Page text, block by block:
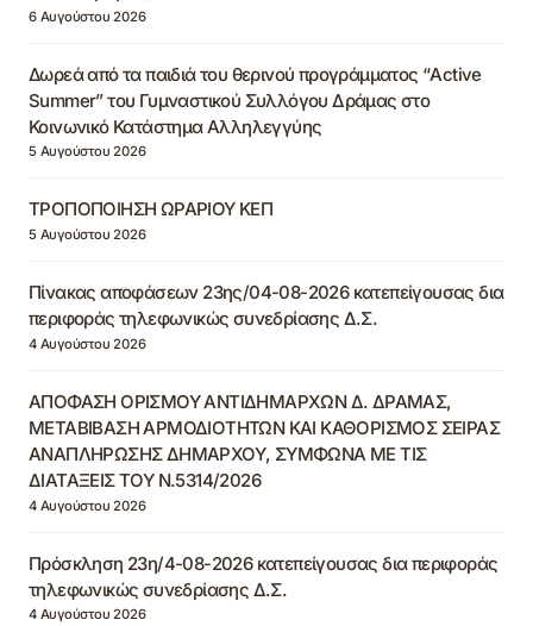
6 Αυγούστου 2026
Δωρεά από τα παιδιά του θερινού προγράμματος “Active
Summer” του Γυμναστικού Συλλόγου Δράμας στο
Κοινωνικό Κατάστημα Αλληλεγγύης
5 Αυγούστου 2026
ΤΡΟΠΟΠΟΙΗΣΗ ΩΡΑΡΙΟΥ ΚΕΠ
5 Αυγούστου 2026
Πίνακας αποφάσεων 23ης/04-08-2026 κατεπείγουσας δια
περιφοράς τηλεφωνικώς συνεδρίασης Δ.Σ.
4 Αυγούστου 2026
ΑΠΟΦΑΣΗ ΟΡΙΣΜΟΥ ΑΝΤΙΔΗΜΑΡΧΩΝ Δ. ΔΡΑΜΑΣ,
ΜΕΤΑΒΙΒΑΣΗ ΑΡΜΟΔΙΟΤΗΤΩΝ ΚΑΙ ΚΑΘΟΡΙΣΜΟΣ ΣΕΙΡΑΣ
ΑΝΑΠΛΗΡΩΣΗΣ ΔΗΜΑΡΧΟΥ, ΣΥΜΦΩΝΑ ΜΕ ΤΙΣ
ΔΙΑΤΑΞΕΙΣ ΤΟΥ Ν.5314/2026
4 Αυγούστου 2026
Πρόσκληση 23η/4-08-2026 κατεπείγουσας δια περιφοράς
τηλεφωνικώς συνεδρίασης Δ.Σ.
4 Αυγούστου 2026